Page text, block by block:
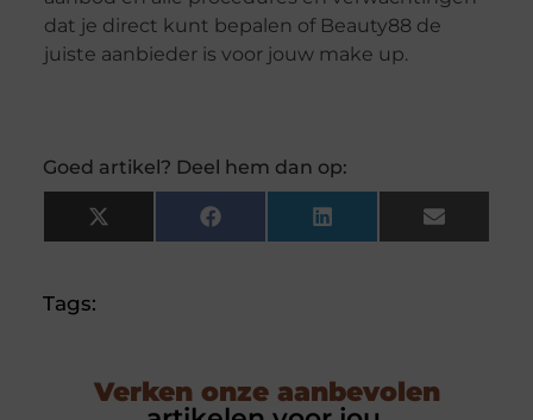
dat je direct kunt bepalen of Beauty88 de
juiste aanbieder is voor jouw make up.
Goed artikel? Deel hem dan op:
X
(Twitter)
Facebook LinkedIn Email
Tags:
Verken onze aanbevolen